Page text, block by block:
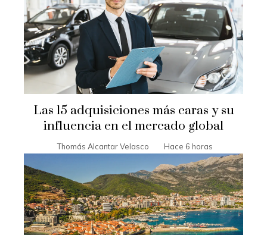
Las 15 adquisiciones más caras y su
influencia en el mercado global
Thomás Alcantar Velasco Hace 6 horas